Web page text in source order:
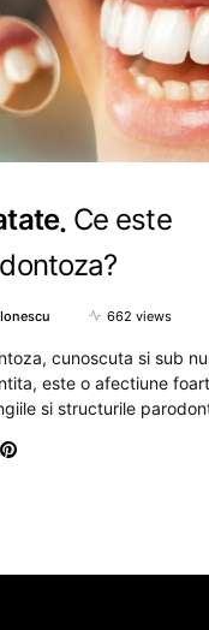
Ce este
662 views
cunoscuta si sub
este o afectiune
si structurile